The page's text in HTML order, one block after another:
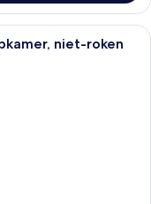
een bureau,
niet-roken